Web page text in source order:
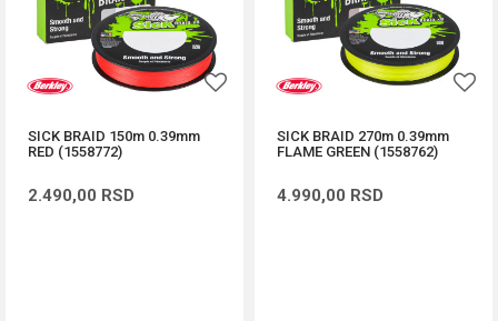
SICK BRAID 150m 0.39mm
RED (1558772)
2.490,00 RSD
SICK BRAID 270m 0.39mm
FLAME GREEN (1558762)
4.990,00 RSD